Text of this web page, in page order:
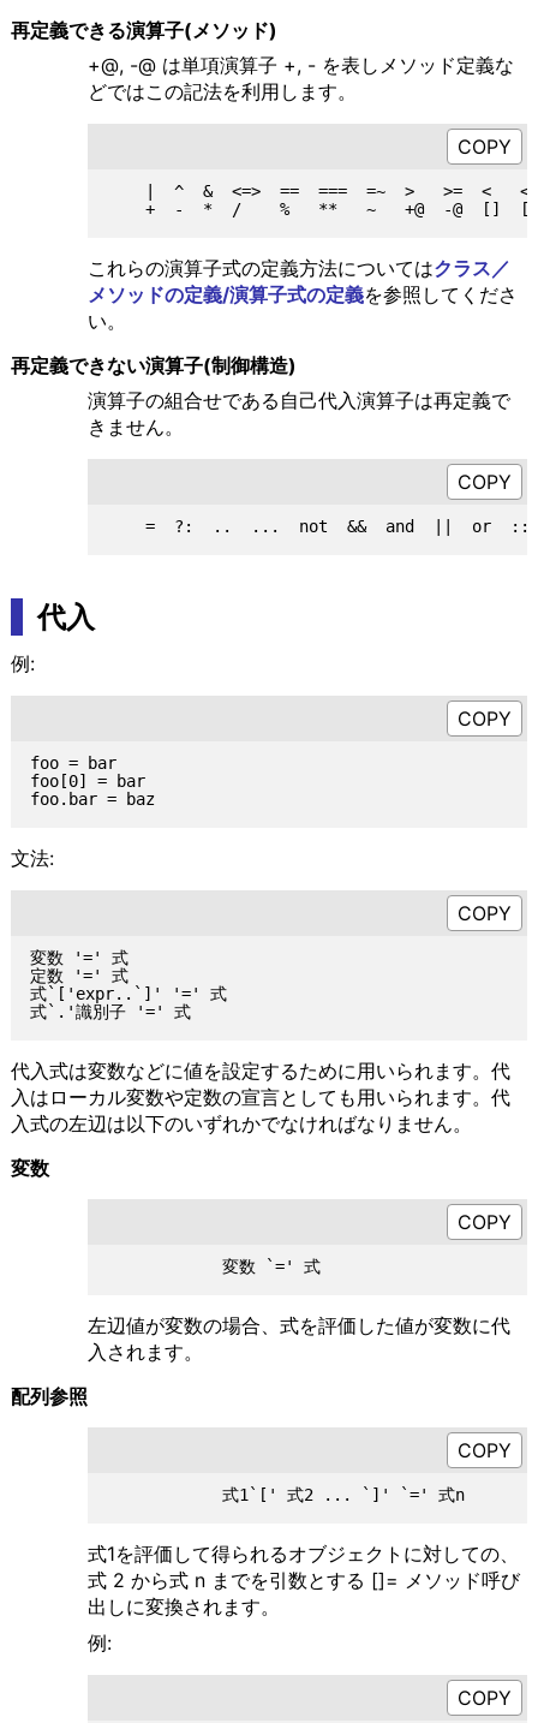
再定義できる演算子(メソッド)
+@, -@ は単項演算子 +, - を表しメソッド定義な
どではこの記法を利用します。
|  ^  &  <=>  ==  ===  =~  >   >=  <
これらの演算子式の定義方法についてはクラス／
メソッドの定義/演算子式の定義を参照してくださ
い。
再定義できない演算子(制御構造)
演算子の組合せである自己代入演算子は再定義で
きません。
代入
例:
foo = bar
foo[0] = bar
foo.bar = baz
文法:
変数 '=' 式
定数 '=' 式
式`['expr..`]' '=' 式
式`.'識別子 '=' 式
代入式は変数などに値を設定するために用いられます。代
入はローカル変数や定数の宣言としても用いられます。代
入式の左辺は以下のいずれかでなければなりません。
変数
            変数 `=' 式
左辺値が変数の場合、式を評価した値が変数に代
入されます。
配列参照
            式1`[' 式2 ... `]' `=' 式n
式1を評価して得られるオブジェクトに対しての、
式 2 から式 n までを引数とする []= メソッド呼び
出しに変換されます。
例: